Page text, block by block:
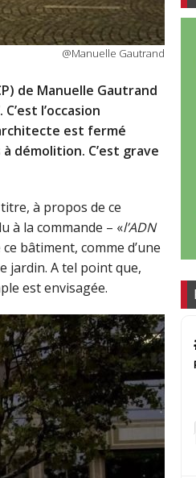
@Manuelle Gautrand
de Manuelle Gautrand
l’occasion
est fermé
démolition. C’est grave
à propos de ce
à la commande – «l’ADN
bâtiment, comme d’une
jardin. A tel point que,
est envisagée.